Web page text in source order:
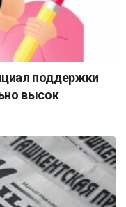
поддержки
высок